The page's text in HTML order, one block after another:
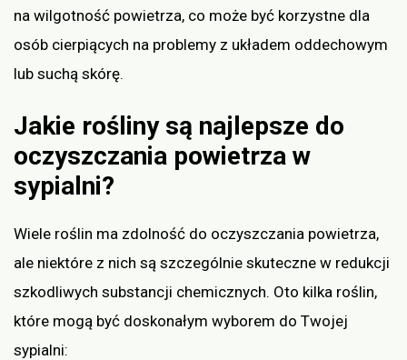
na wilgotność powietrza, co może być korzystne dla
osób cierpiących na problemy z układem oddechowym
lub suchą skórę.
Jakie rośliny są najlepsze do
oczyszczania powietrza w
sypialni?
Wiele roślin ma zdolność do oczyszczania powietrza,
ale niektóre z nich są szczególnie skuteczne w redukcji
szkodliwych substancji chemicznych. Oto kilka roślin,
które mogą być doskonałym wyborem do Twojej
sypialni: